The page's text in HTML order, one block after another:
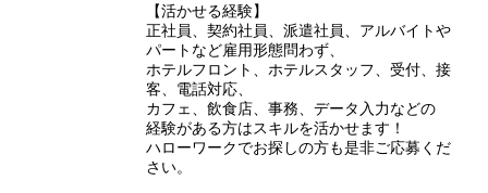
【活かせる経験】
正社員、契約社員、派遣社員、アルバイトや
パートなど雇用形態問わず、
ホテルフロント、ホテルスタッフ、受付、接
客、電話対応、
カフェ、飲食店、事務、データ入力などの
経験がある方はスキルを活かせます！
ハローワークでお探しの方も是非ご応募くだ
さい。